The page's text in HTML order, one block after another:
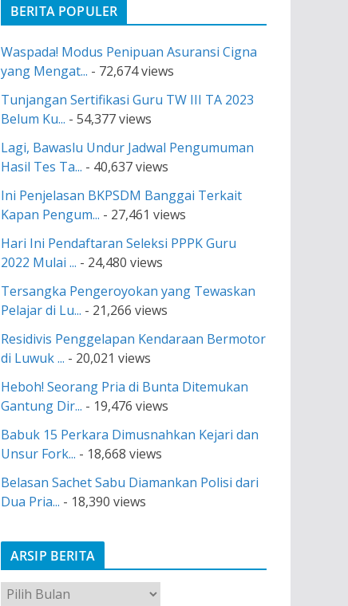
BERITA POPULER
Waspada! Modus Penipuan Asuransi Cigna
yang Mengat... - 72,674 views
Tunjangan Sertifikasi Guru TW III TA 2023
Belum Ku... - 54,377 views
Lagi, Bawaslu Undur Jadwal Pengumuman
Hasil Tes Ta... - 40,637 views
Ini Penjelasan BKPSDM Banggai Terkait
Kapan Pengum... - 27,461 views
Hari Ini Pendaftaran Seleksi PPPK Guru
2022 Mulai ... - 24,480 views
Tersangka Pengeroyokan yang Tewaskan
Pelajar di Lu... - 21,266 views
Residivis Penggelapan Kendaraan Bermotor
di Luwuk ... - 20,021 views
Heboh! Seorang Pria di Bunta Ditemukan
Gantung Dir... - 19,476 views
Babuk 15 Perkara Dimusnahkan Kejari dan
Unsur Fork... - 18,668 views
Belasan Sachet Sabu Diamankan Polisi dari
Dua Pria... - 18,390 views
ARSIP BERITA
A